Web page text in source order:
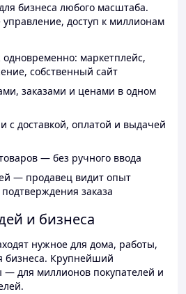
бизнеса любого масштаба.
управление, доступ к миллионам
маркетплейс,
собственный сайт
заказами и ценами в одном
с доставкой, оплатой и выдачей
— без ручного ввода
— продавец видит опыт
заказа
и бизнеса
нужное для дома, работы,
бизнеса. Крупнейший
— для миллионов покупателей и